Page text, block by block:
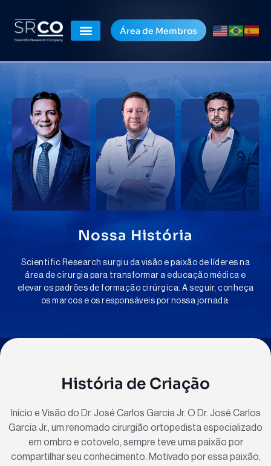
Área de Membros
Nossa História
Scientific Research surgiu da visão e paixão de líderes na
área de cirurgia para transformar a educação médica e
elevar os padrões de formação cirúrgica. A seguir, conheça
os marcos e os responsáveis por nossa jornada:
História de Criação
Início e Visão do Dr. José Carlos Garcia Jr. O Dr. José Carlos
Garcia Jr., um renomado cirurgião ortopedista especializado
em ombro e cotovelo, sempre teve uma paixão por
compartilhar seu conhecimento. Motivado por essa paixão,